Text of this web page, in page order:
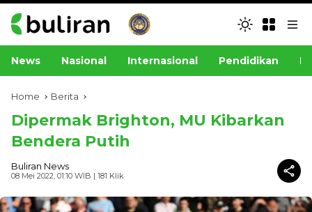
News Nasional Internasional Pendidikan
Home Berita
Dipermak Brighton, MU Kibarkan
Bendera Putih
Buliran News
08 Mei 2022, 01:10 WIB | 181 Klik